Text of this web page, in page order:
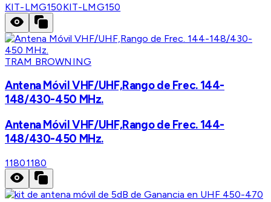
KIT-LMG150KIT-LMG150
TRAM BROWNING
Antena Móvil VHF/UHF,Rango de Frec. 144-
148/430-450 MHz.
Antena Móvil VHF/UHF,Rango de Frec. 144-
148/430-450 MHz.
11801180